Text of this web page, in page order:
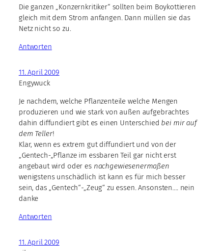
Die ganzen „Konzernkritiker“ sollten beim Boykottieren
gleich mit dem Strom anfangen. Dann müllen sie das
Netz nicht so zu.
Antworten
11. April 2009
Engywuck
Je nachdem, welche Pflanzenteile welche Mengen
produzieren und wie stark von außen aufgebrachtes
dahin diffundiert gibt es einen Unterschied bei mir auf
dem Teller!
Klar, wenn es extrem gut diffundiert und von der
„Gentech-„Pflanze im essbaren Teil gar nicht erst
angebaut wird oder es nachgewiesenermaßen
wenigstens unschädlich ist kann es für mich besser
sein, das „Gentech“-„Zeug“ zu essen. Ansonsten…. nein
danke
Antworten
11. April 2009